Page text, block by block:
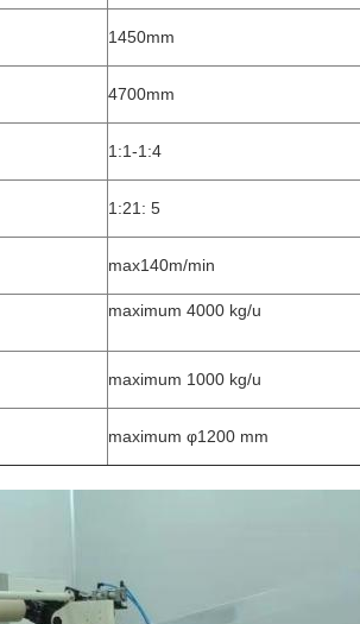
1450mm
4700mm
1:1-1:4
1:21: 5
max140m/min
maximum 4000 kg/u
maximum 1000 kg/u
maximum φ1200 mm